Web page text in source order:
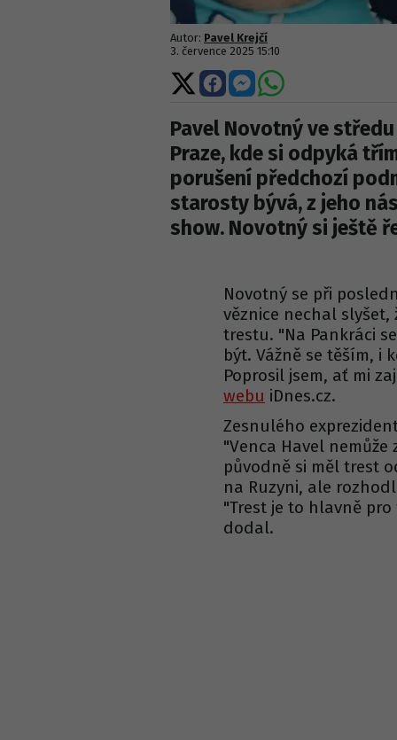
Autor: Pavel Krejčí
3. července 2025 15:10
Sdílet
na
Sdílet
na
Sdílet
na
Sdílet
Pavel Novotný ve
Praze, kde si odpyká
porušení předchozí
starosty bývá, z jeho
show. Novotný si ještě
Novotný se při
věznice nechal slyšet,
trestu. "Na Pankráci
být. Vážně se těším, i
Poprosil jsem, ať mi
webu iDnes.cz.
Zesnulého
"Venca Havel nemůže
původně si měl trest
na Ruzyni, ale
"Trest je to hlavně
dodal.